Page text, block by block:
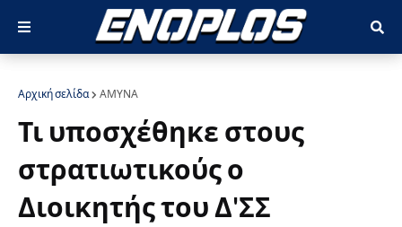
Αρχική σελίδα ΑΜΥΝΑ
Τι υποσχέθηκε στους
στρατιωτικούς ο
Διοικητής του Δ'ΣΣ